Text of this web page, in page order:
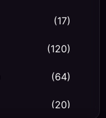
(17)
(120)
(64)
(20)